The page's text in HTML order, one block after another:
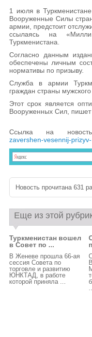
1 июля в
Вооруженные Силы
армии, предстоит
ссылаясь на
Туркменистана.
Согласно данным
обеспечены личным
нормативы по призыву.
Служба в армии
граждан страны
Этот срок является
Вооруженных Сил, пишет
Ссылка на
zavershen-vesennij-
Новость прочитана 631
Еще из этой
Туркменистан вошел
в Совет по ...
В Женеве прошла 66-ая
сессия Совета по
торговле и развитию
ЮНКТАД, в работе
которой приняла ...